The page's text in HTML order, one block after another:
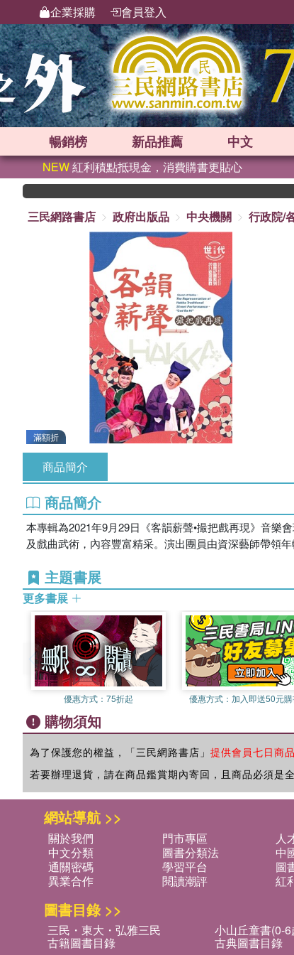
企業採購 會員登入
暢銷榜 新品推薦 中文
NEW紅利積點抵現金，消費購書更貼心
三民網路書店
政府出版品 中央機關 行政院/
滿額折
商品簡介
商品簡介
本專輯為2021年9月29日《客韻薪聲•撮把戲再現》音樂
及戲曲武術，內容豐富精采。演出團員由資深藝師帶領
主題書展
更多書展
優惠方式： 75折起 優惠方式： 加入即送50元
購物須知
為了保護您的權益，「三民網路書店」 提供會員七日商
若要辦理退貨，請在商品鑑賞期內寄回，且商品必須是
網站導航 >>
關於我們 門市專區 人
中文分類
圖書分類法 中
通關密碼
學習平台 圖
異業合作
閱讀潮評 紅
圖書目錄 >>
三民・東大・弘雅三民 小山丘童書(0-6
古籍圖書目錄 古典圖書目錄